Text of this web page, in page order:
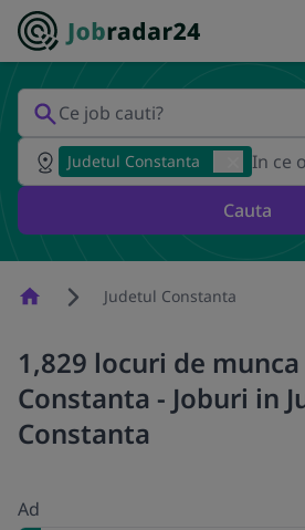
Judetul Constanta
Cauta
HomepageJudetul Constanta
1,829 locuri de
Constanta - Joburi in
Constanta
Ad